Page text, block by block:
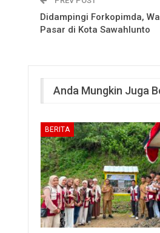
Didampingi Forkopimda,
Pasar di Kota Sawahlunto
Anda Mungkin Juga
BERITA